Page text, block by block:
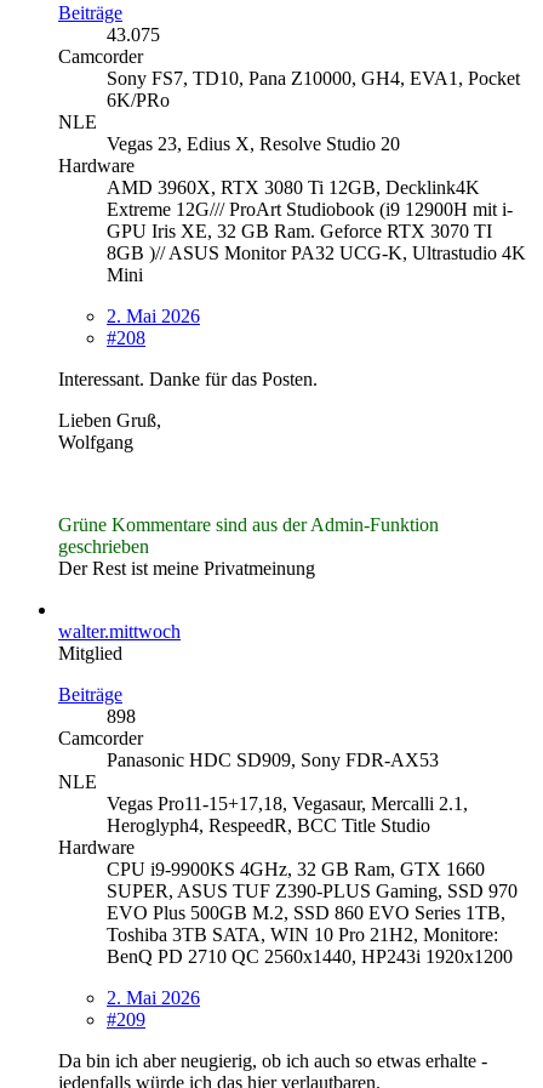
Beiträge
43.075
Camcorder
Sony FS7, TD10, Pana Z10000, GH4, EVA1, Pocket
6K/PRo
NLE
Vegas 23, Edius X, Resolve Studio 20
Hardware
AMD 3960X, RTX 3080 Ti 12GB, Decklink4K
Extreme 12G/// ProArt Studiobook (i9 12900H mit i-
GPU Iris XE, 32 GB Ram. Geforce RTX 3070 TI
8GB )// ASUS Monitor PA32 UCG-K, Ultrastudio 4K
Mini
2. Mai 2026
#208
Interessant. Danke für das Posten.
Lieben Gruß,
Wolfgang
Grüne Kommentare sind aus der Admin-Funktion
geschrieben
Der Rest ist meine Privatmeinung
walter.mittwoch
Mitglied
Beiträge
898
Camcorder
Panasonic HDC SD909, Sony FDR-AX53
NLE
Vegas Pro11-15+17,18, Vegasaur, Mercalli 2.1,
Heroglyph4, RespeedR, BCC Title Studio
Hardware
CPU i9-9900KS 4GHz, 32 GB Ram, GTX 1660
SUPER, ASUS TUF Z390-PLUS Gaming, SSD 970
EVO Plus 500GB M.2, SSD 860 EVO Series 1TB,
Toshiba 3TB SATA, WIN 10 Pro 21H2, Monitore:
BenQ PD 2710 QC 2560x1440, HP243i 1920x1200
2. Mai 2026
#209
Da bin ich aber neugierig, ob ich auch so etwas erhalte -
jedenfalls würde ich das hier verlautbaren.